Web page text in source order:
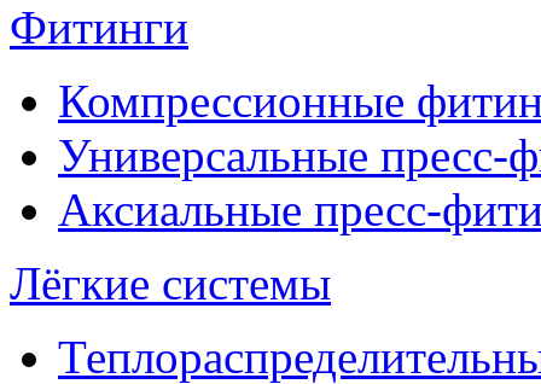
Фитинги
Компрессионные
Универсальные пресс-
Аксиальные пресс-
Лёгкие системы